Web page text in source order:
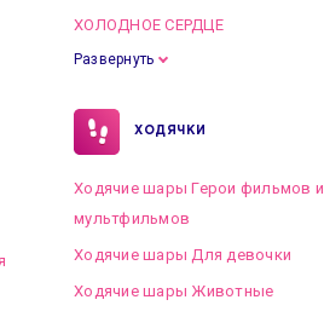
ХОЛОДНОЕ СЕРДЦЕ
Развернуть
ХОДЯЧКИ
Ходячие шары Герои фильмов и
мультфильмов
Ходячие шары Для девочки
Ходячие шары Животные